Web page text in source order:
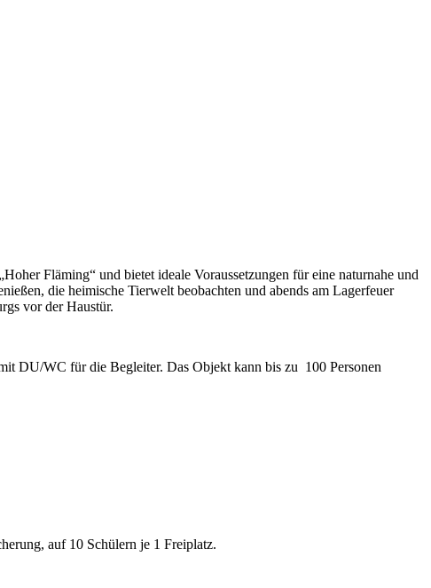
Fläming“ und bietet ideale Voraussetzungen für eine naturnahe und
die heimische Tierwelt beobachten und abends am Lagerfeuer
vor der Haustür.
DU/WC für die Begleiter. Das Objekt kann bis zu 100 Personen
auf 10 Schülern je 1 Freiplatz.